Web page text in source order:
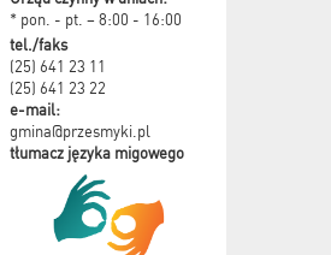
* pon. - pt. – 8:00 - 16:00
tel./faks
(25) 641 23 11
(25) 641 23 22
e-mail:
gmina@przesmyki.pl
tłumacz języka migowego